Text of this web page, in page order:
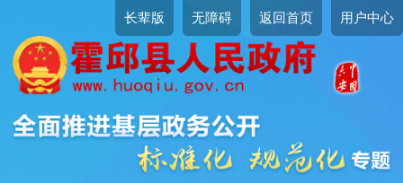
长辈版 无障碍 返回首页 用户中心